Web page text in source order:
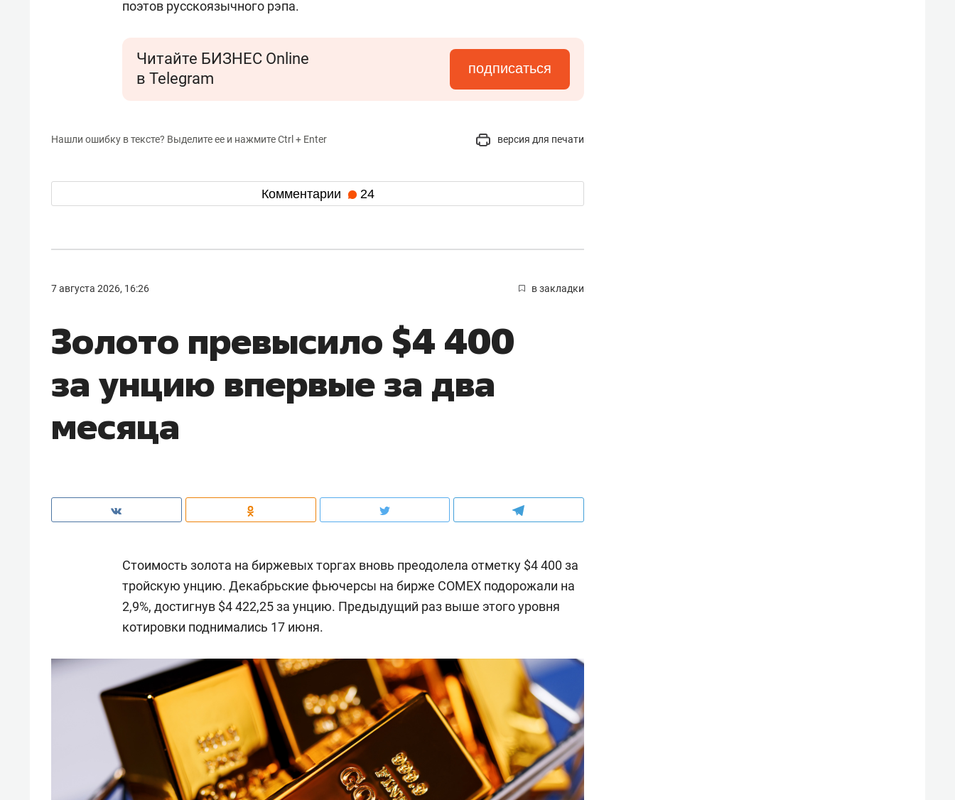
поэтов русскоязычного рэпа.
Читайте БИЗНЕС Online
в Telegram
подписаться
Нашли ошибку в тексте? Выделите ее и нажмите Ctrl + Enter версия для печати
Комментарии 24
7 августа 2026, 16:26 в закладки
Золото превысило $4 400
за унцию впервые за два
месяца
Стоимость золота на биржевых торгах вновь преодолела отметку $4 400 за
тройскую унцию. Декабрьские фьючерсы на бирже COMEX подорожали на
2,9%, достигнув $4 422,25 за унцию. Предыдущий раз выше этого уровня
котировки поднимались 17 июня.